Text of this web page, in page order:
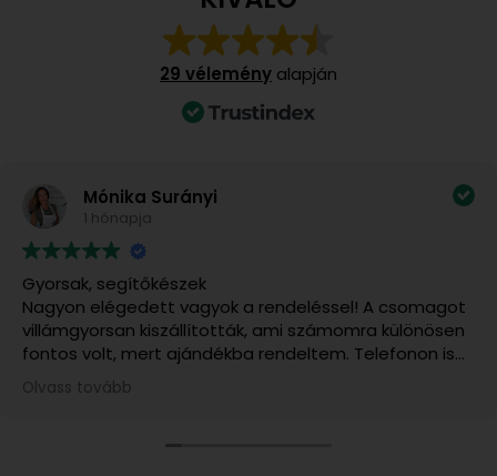
29 vélemény alapján
Mónika Surányi
1 hónapja
Gyorsak, segítőkészek
Nagyon elégedett vagyok a rendeléssel! A csomagot
villámgyorsan kiszállították, ami számomra különösen
fontos volt, mert ajándékba rendeltem. Telefonon is
felvettem velük a kapcsolatot, és rendkívül kedvesek,
segítőkészek voltak. A kiszállítás várható időpontjáról
Olvass tovább